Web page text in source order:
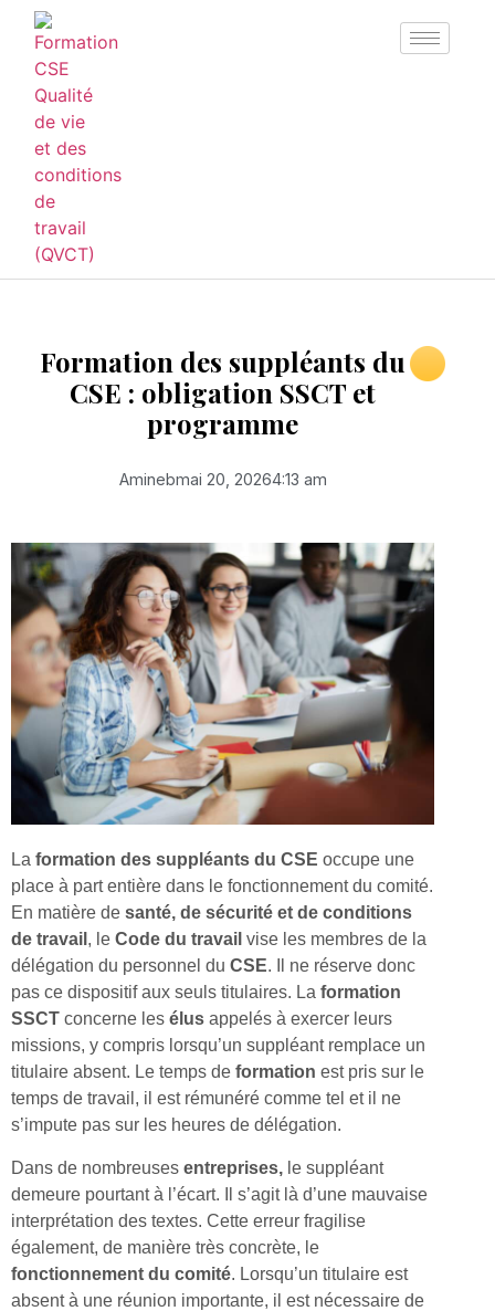
Formation des suppléants du
CSE : obligation SSCT et
programme
Aminebmai 20, 20264:13 am
La formation des suppléants du CSE occupe une
place à part entière dans le fonctionnement du comité.
En matière de santé, de sécurité et de conditions
de travail , le Code du travail vise les membres de la
délégation du personnel du CSE. Il ne réserve donc
pas ce dispositif aux seuls titulaires. La formation
SSCT concerne les élus appelés à exercer leurs
missions, y compris lorsqu’un suppléant remplace un
titulaire absent. Le temps de formation est pris sur le
temps de travail, il est rémunéré comme tel et il ne
s’impute pas sur les heures de délégation.
Dans de nombreuses entreprises, le suppléant
demeure pourtant à l’écart. Il s’agit là d’une mauvaise
interprétation des textes. Cette erreur fragilise
également, de manière très concrète, le
fonctionnement du comité. Lorsqu’un titulaire est
absent à une réunion importante, il est nécessaire de